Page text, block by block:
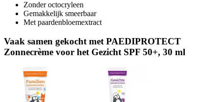
Zonder octocryleen
Gemakkelijk smeerbaar
Met paardenbloemextract
Vaak samen gekocht met PAEDIPROTECT
Zonnecrème voor het Gezicht SPF 50+, 30 ml